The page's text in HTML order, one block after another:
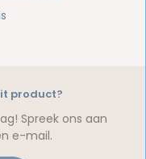
product?
Spreek ons aan
e-mail.